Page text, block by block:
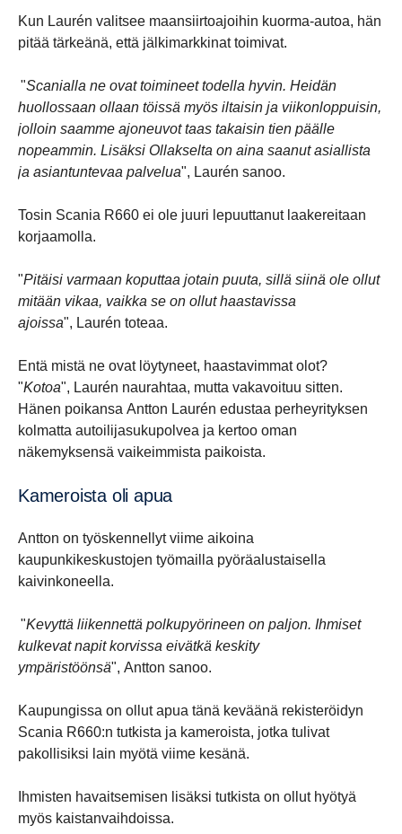
Kun Laurén valitsee maansiirtoajoihin kuorma-autoa, hän
pitää tärkeänä, että jälkimarkkinat toimivat.
"Scanialla ne ovat toimineet todella hyvin. Heidän
huollossaan ollaan töissä myös iltaisin ja viikonloppuisin,
jolloin saamme ajoneuvot taas takaisin tien päälle
nopeammin. Lisäksi Ollakselta on aina saanut asiallista
ja asiantuntevaa palvelua", Laurén sanoo.
Tosin Scania R660 ei ole juuri lepuuttanut laakereitaan
korjaamolla.
"Pitäisi varmaan koputtaa jotain puuta, sillä siinä ole ollut
mitään vikaa, vaikka se on ollut haastavissa
ajoissa", Laurén toteaa.
Entä mistä ne ovat löytyneet, haastavimmat olot?
"Kotoa", Laurén naurahtaa, mutta vakavoituu sitten.
Hänen poikansa Antton Laurén edustaa perheyrityksen
kolmatta autoilijasukupolvea ja kertoo oman
näkemyksensä vaikeimmista paikoista.
Kameroista oli apua
Antton on työskennellyt viime aikoina
kaupunkikeskustojen työmailla pyöräalustaisella
kaivinkoneella.
"Kevyttä liikennettä polkupyörineen on paljon. Ihmiset
kulkevat napit korvissa eivätkä keskity
ympäristöönsä", Antton sanoo.
Kaupungissa on ollut apua tänä keväänä rekisteröidyn
Scania R660:n tutkista ja kameroista, jotka tulivat
pakollisiksi lain myötä viime kesänä.
Ihmisten havaitsemisen lisäksi tutkista on ollut hyötyä
myös kaistanvaihdoissa.